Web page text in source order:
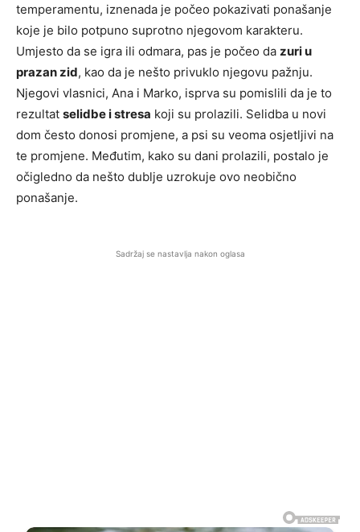
temperamentu, iznenada je počeo pokazivati ponašanje
koje je bilo potpuno suprotno njegovom karakteru.
Umjesto da se igra ili odmara, pas je počeo da zuri u
prazan zid, kao da je nešto privuklo njegovu pažnju.
Njegovi vlasnici, Ana i Marko, isprva su pomislili da je to
rezultat selidbe i stresa koji su prolazili. Selidba u novi
dom često donosi promjene, a psi su veoma osjetljivi na
te promjene. Međutim, kako su dani prolazili, postalo je
očigledno da nešto dublje uzrokuje ovo neobično
ponašanje.
Sadržaj se nastavlja nakon oglasa